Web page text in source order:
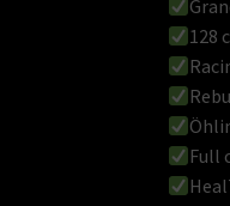
128
Full